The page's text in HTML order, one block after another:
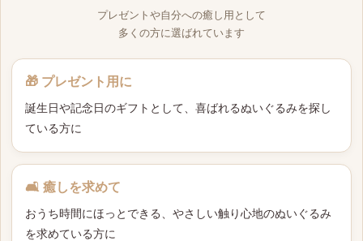
プレゼントや自分への癒し用として
多くの方に選ばれています
🎁 プレゼント用に
誕生日や記念日のギフトとして、喜ばれるぬいぐるみを探し
ている方に
🛋 癒しを求めて
おうち時間にほっとできる、やさしい触り心地のぬいぐるみ
を求めている方に